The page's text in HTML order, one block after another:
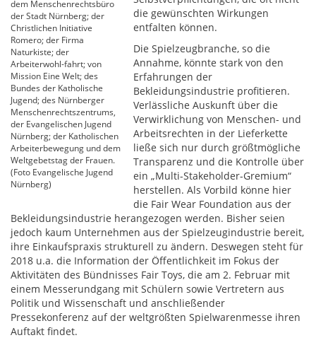
dem Menschenrechtsbüro
der Stadt Nürnberg; der
Christlichen Initiative
Romero; der Firma
Naturkiste; der
Arbeiterwohl-fahrt; von
Mission Eine Welt; des
Bundes der Katholische
Jugend; des Nürnberger
Menschenrechtszentrums,
der Evangelischen Jugend
Nürnberg; der Katholischen
Arbeiterbewegung und dem
Weltgebetstag der Frauen.
(Foto Evangelische Jugend
Nürnberg)
die gewünschten Wirkungen
entfalten können.
Die Spielzeugbranche, so die
Annahme, könnte stark von den
Erfahrungen der
Bekleidungsindustrie profitieren.
Verlässliche Auskunft über die
Verwirklichung von Menschen- und
Arbeitsrechten in der Lieferkette
ließe sich nur durch größtmögliche
Transparenz und die Kontrolle über
ein „Multi-Stakeholder-Gremium“
herstellen. Als Vorbild könne hier
die Fair Wear Foundation aus der
Bekleidungsindustrie herangezogen werden. Bisher seien
jedoch kaum Unternehmen aus der Spielzeugindustrie bereit,
ihre Einkaufspraxis strukturell zu ändern. Deswegen steht für
2018 u.a. die Information der Öffentlichkeit im Fokus der
Aktivitäten des Bündnisses Fair Toys, die am 2. Februar mit
einem Messerundgang mit Schülern sowie Vertretern aus
Politik und Wissenschaft und anschließender
Pressekonferenz auf der weltgrößten Spielwarenmesse ihren
Auftakt findet.